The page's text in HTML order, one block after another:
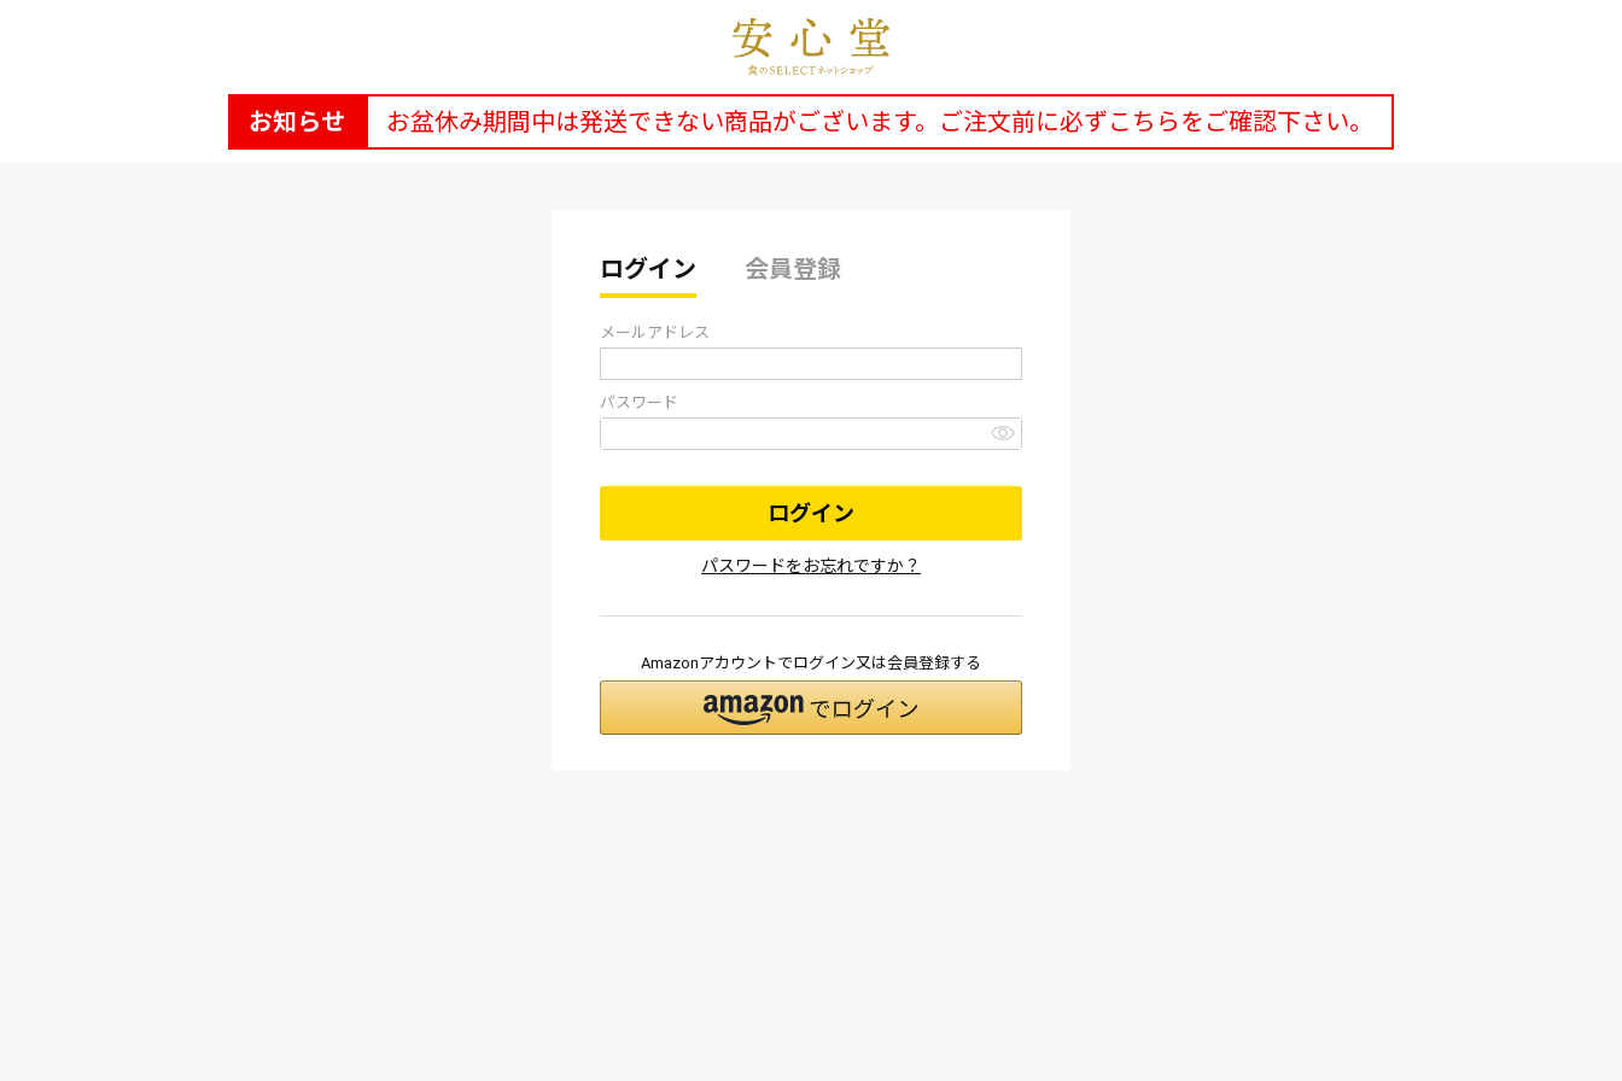
お知らせ お盆休み期間中は発送できない商品がございます。ご注文前に必ずこちらをご確認下さい。
ログイン 会員登録
メールアドレス
パスワード
ログイン
パスワードをお忘れですか？
Amazonアカウントでログイン又は会員登録する